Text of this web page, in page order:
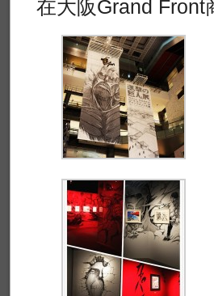
在大阪Grand Front